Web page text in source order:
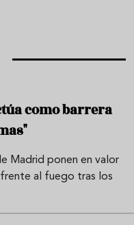
como barrera
Madrid ponen en valor
al fuego tras los